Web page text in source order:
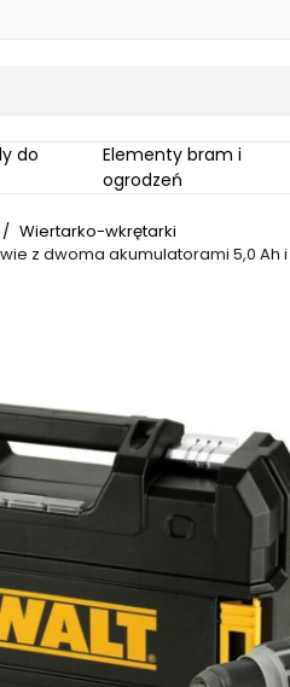
Elementy bram i
ogrodzeń
/ Wiertarko-wkrętarki
z dwoma akumulatorami 5,0 Ah